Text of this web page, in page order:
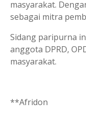
masyarakat.
sebagai mitra
Sidang paripurna
anggota DPRD,
masyarakat.
**Afridon